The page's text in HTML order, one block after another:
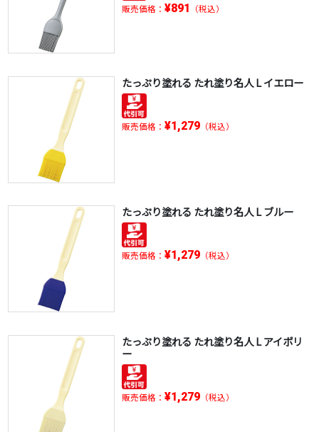
販売価格： ¥891 （税込）
たっぷり塗れる たれ塗り名人 L イエロー
販売価格： ¥1,279（税込）
たっぷり塗れる たれ塗り名人 L ブルー
販売価格： ¥1,279（税込）
たっぷり塗れる たれ塗り名人 L アイボリ
ー
販売価格： ¥1,279（税込）